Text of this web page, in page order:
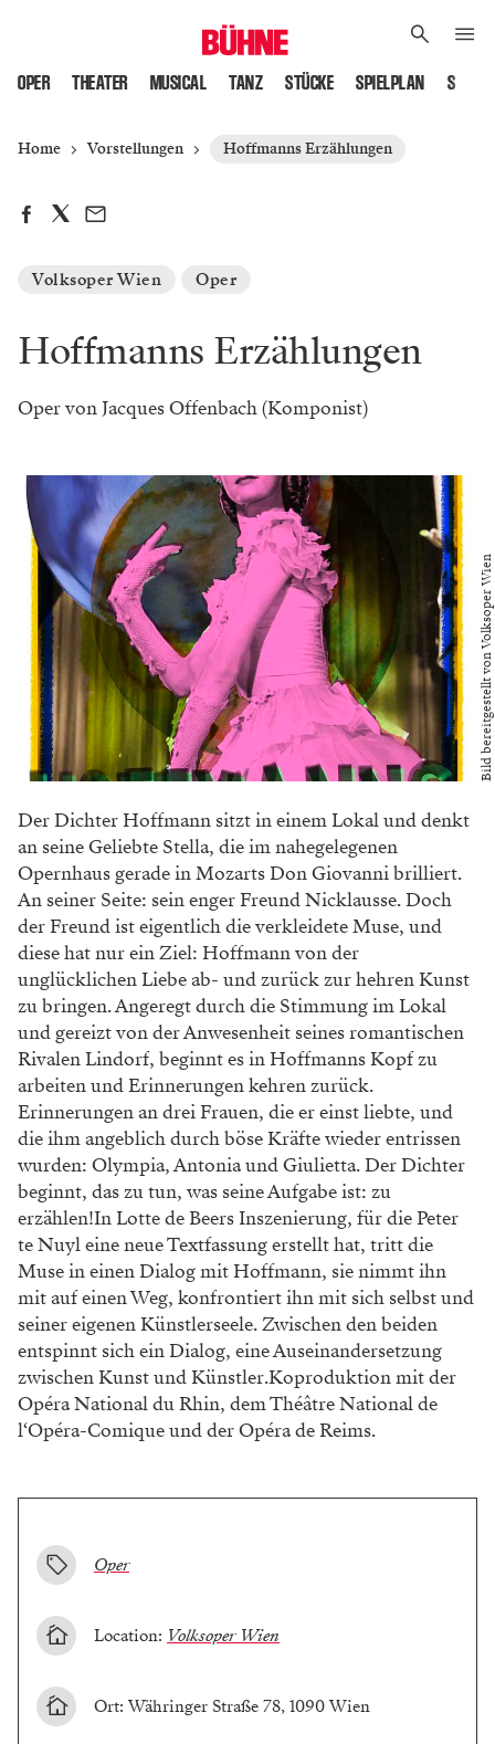
OPER THEATER MUSICAL TANZ STÜCKE SPIELPLAN
Home Vorstellungen Hoffmanns Erzählungen
Volksoper Wien Oper
Hoffmanns Erzählungen
Oper von Jacques Offenbach (Komponist)
Bild bereitgestellt von Volksoper Wien
Der Dichter Hoffmann sitzt in einem Lokal und denkt
an seine Geliebte Stella, die im nahegelegenen
Opernhaus gerade in Mozarts Don Giovanni brilliert.
An seiner Seite: sein enger Freund Nicklausse. Doch
der Freund ist eigentlich die verkleidete Muse, und
diese hat nur ein Ziel: Hoffmann von der
unglücklichen Liebe ab- und zurück zur hehren Kunst
zu bringen. Angeregt durch die Stimmung im Lokal
und gereizt von der Anwesenheit seines romantischen
Rivalen Lindorf, beginnt es in Hoffmanns Kopf zu
arbeiten und Erinnerungen kehren zurück.
Erinnerungen an drei Frauen, die er einst liebte, und
die ihm angeblich durch böse Kräfte wieder entrissen
wurden: Olympia, Antonia und Giulietta. Der Dichter
beginnt, das zu tun, was seine Aufgabe ist: zu
erzählen!In Lotte de Beers Inszenierung, für die Peter
te Nuyl eine neue Textfassung erstellt hat, tritt die
Muse in einen Dialog mit Hoffmann, sie nimmt ihn
mit auf einen Weg, konfrontiert ihn mit sich selbst und
seiner eigenen Künstlerseele. Zwischen den beiden
entspinnt sich ein Dialog, eine Auseinandersetzung
zwischen Kunst und Künstler.Koproduktion mit der
Opéra National du Rhin, dem Théâtre National de
l‘Opéra-Comique und der Opéra de Reims.
Oper
Location: Volksoper Wien
Ort: Währinger Straße 78, 1090 Wien